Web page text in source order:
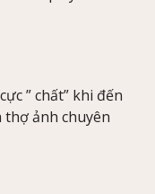
” chất” khi đến
thợ ảnh chuyên